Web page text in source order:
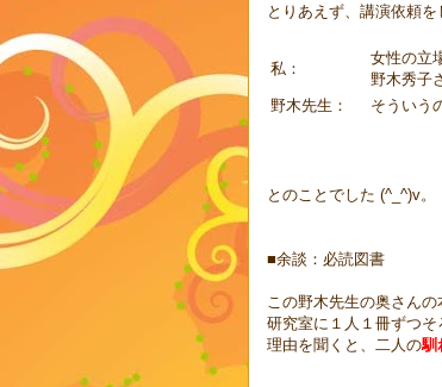
とりあえず、講演依頼
私：
女性の立
野木秀子
野木先生：
そういう
とのことでした (^_^)v。
■余談：必読図書
この野木先生の奥さん
研究室に１人１冊ずつそ
理由を聞くと、二人の馴